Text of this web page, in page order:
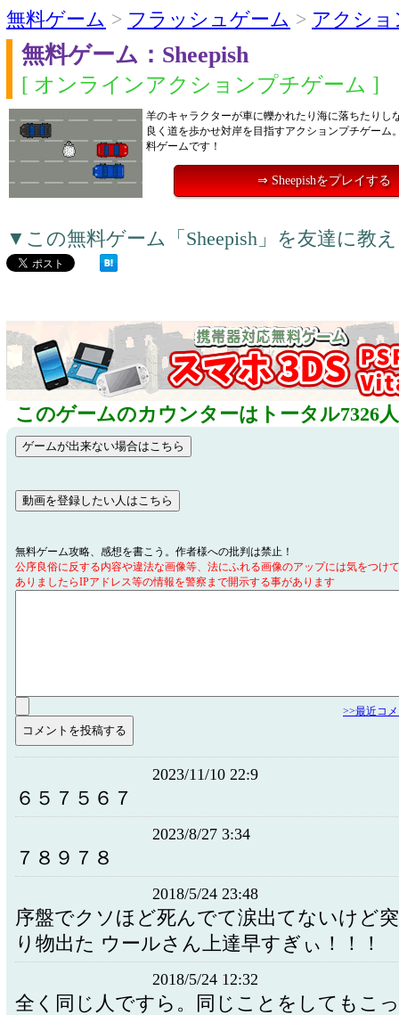
無料ゲーム > フラッシュゲーム > アクショ
無料ゲーム：Sheepish
[ オンラインアクションプチゲーム ]
羊のキャラクターが車に轢かれたり海に落ちたりし
良く道を歩かせ対岸を目指すアクションプチゲーム
料ゲームです！
⇒ Sheepishをプレイする
▼この無料ゲーム「Sheepish」を友達に教
このゲームのカウンターはトータル7326
無料ゲーム攻略、感想を書こう。作者様への批判は禁止！
公序良俗に反する内容や違法な画像等、法にふれる画像のアップには気をつけ
ありましたらIPアドレス等の情報を警察まで開示する事があります
>>最近コ
2023/11/10 22:9
６５７５６７
2023/8/27 3:34
７８９７８
2018/5/24 23:48
序盤でクソほど死んでて涙出てないけど
り物出た ウールさん上達早すぎぃ！！！
2018/5/24 12:32
全く同じ人ですら。同じことをしてもこ